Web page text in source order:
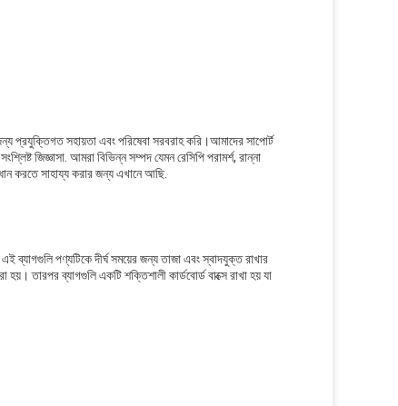
প্রযুক্তিগত সহায়তা এবং পরিষেবা সরবরাহ করি।আমাদের সাপোর্ট
জিজ্ঞাসা. আমরা বিভিন্ন সম্পদ যেমন রেসিপি পরামর্শ, রান্না
করতে সাহায্য করার জন্য এখানে আছি.
ব্যাগগুলি পণ্যটিকে দীর্ঘ সময়ের জন্য তাজা এবং স্বাদযুক্ত রাখার
তারপর ব্যাগগুলি একটি শক্তিশালী কার্ডবোর্ড বাক্সে রাখা হয় যা